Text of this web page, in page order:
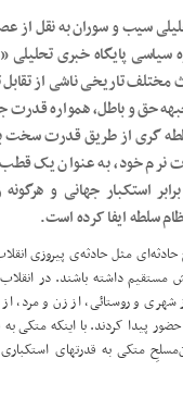
سیب و سوران به نقل از
سیاسی پایگاه خبری تحلیلی «
مختلف تاریخی ناشی از
حق و باطل، همواره قدرت
گری از طریق قدرت سخت
نرم خود، به عنوان یک
استکبار جهانی و
سلطه ایفا کرده است.
مثل حادثه‌ی پیروزی
مستقیم داشته باشند. در
و روستائی، از زن و مرد، از
پیدا کردند. با اینکه متکی به
متکی به قدرتهای استکباری